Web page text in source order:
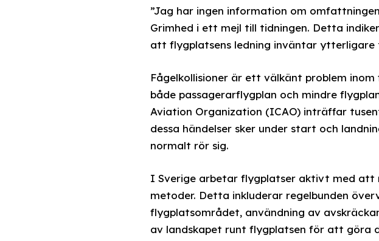
”Jag har ingen information om
Grimhed i ett mejl till tidningen. Detta
att flygplatsens ledning inväntar ytterligare
Fågelkollisioner är ett välkänt problem
både passagerarflygplan och mindre
Aviation Organization (ICAO) inträffar
dessa händelser sker under start och
normalt rör sig.
I Sverige arbetar flygplatser aktivt med att
metoder. Detta inkluderar regelbunden
flygplatsområdet, användning av
av landskapet runt flygplatsen för att